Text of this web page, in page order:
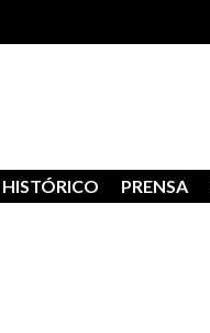
HISTÓRICO PRENSA